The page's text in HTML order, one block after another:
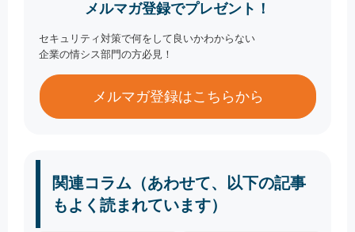
メルマガ登録でプレゼント！
セキュリティ対策で何をして良いかわからない
企業の情シス部門の方必見！
メルマガ登録はこちらから
関連コラム（あわせて、以下の記事
もよく読まれています）